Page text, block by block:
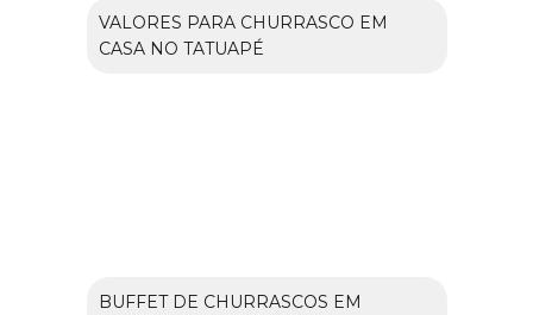
VALORES PARA CHURRASCO EM
CASA NO TATUAPÉ
BUFFET DE CHURRASCOS EM